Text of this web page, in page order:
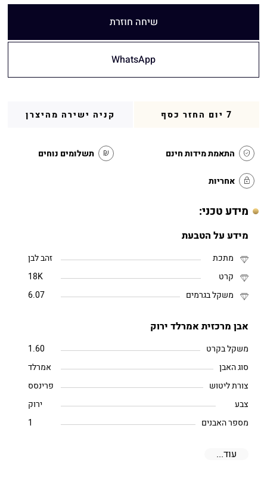
שיחה חוזרת
WhatsApp
7 יום החזר כסף קניה ישירה מהיצרן
התאמת מידות חינם תשלומים נוחים
אחריות
מידע טכני:
מידע על הטבעת
מתכת
זהב לבן
קרט
18K
משקל בגרמים
6.07
אבן מרכזית אמרלד ירוק
משקל בקרט
1.60
סוג האבן
אמרלד
צורת ליטוש
פרינסס
צבע
ירוק
מספר האבנים
1
עוד...